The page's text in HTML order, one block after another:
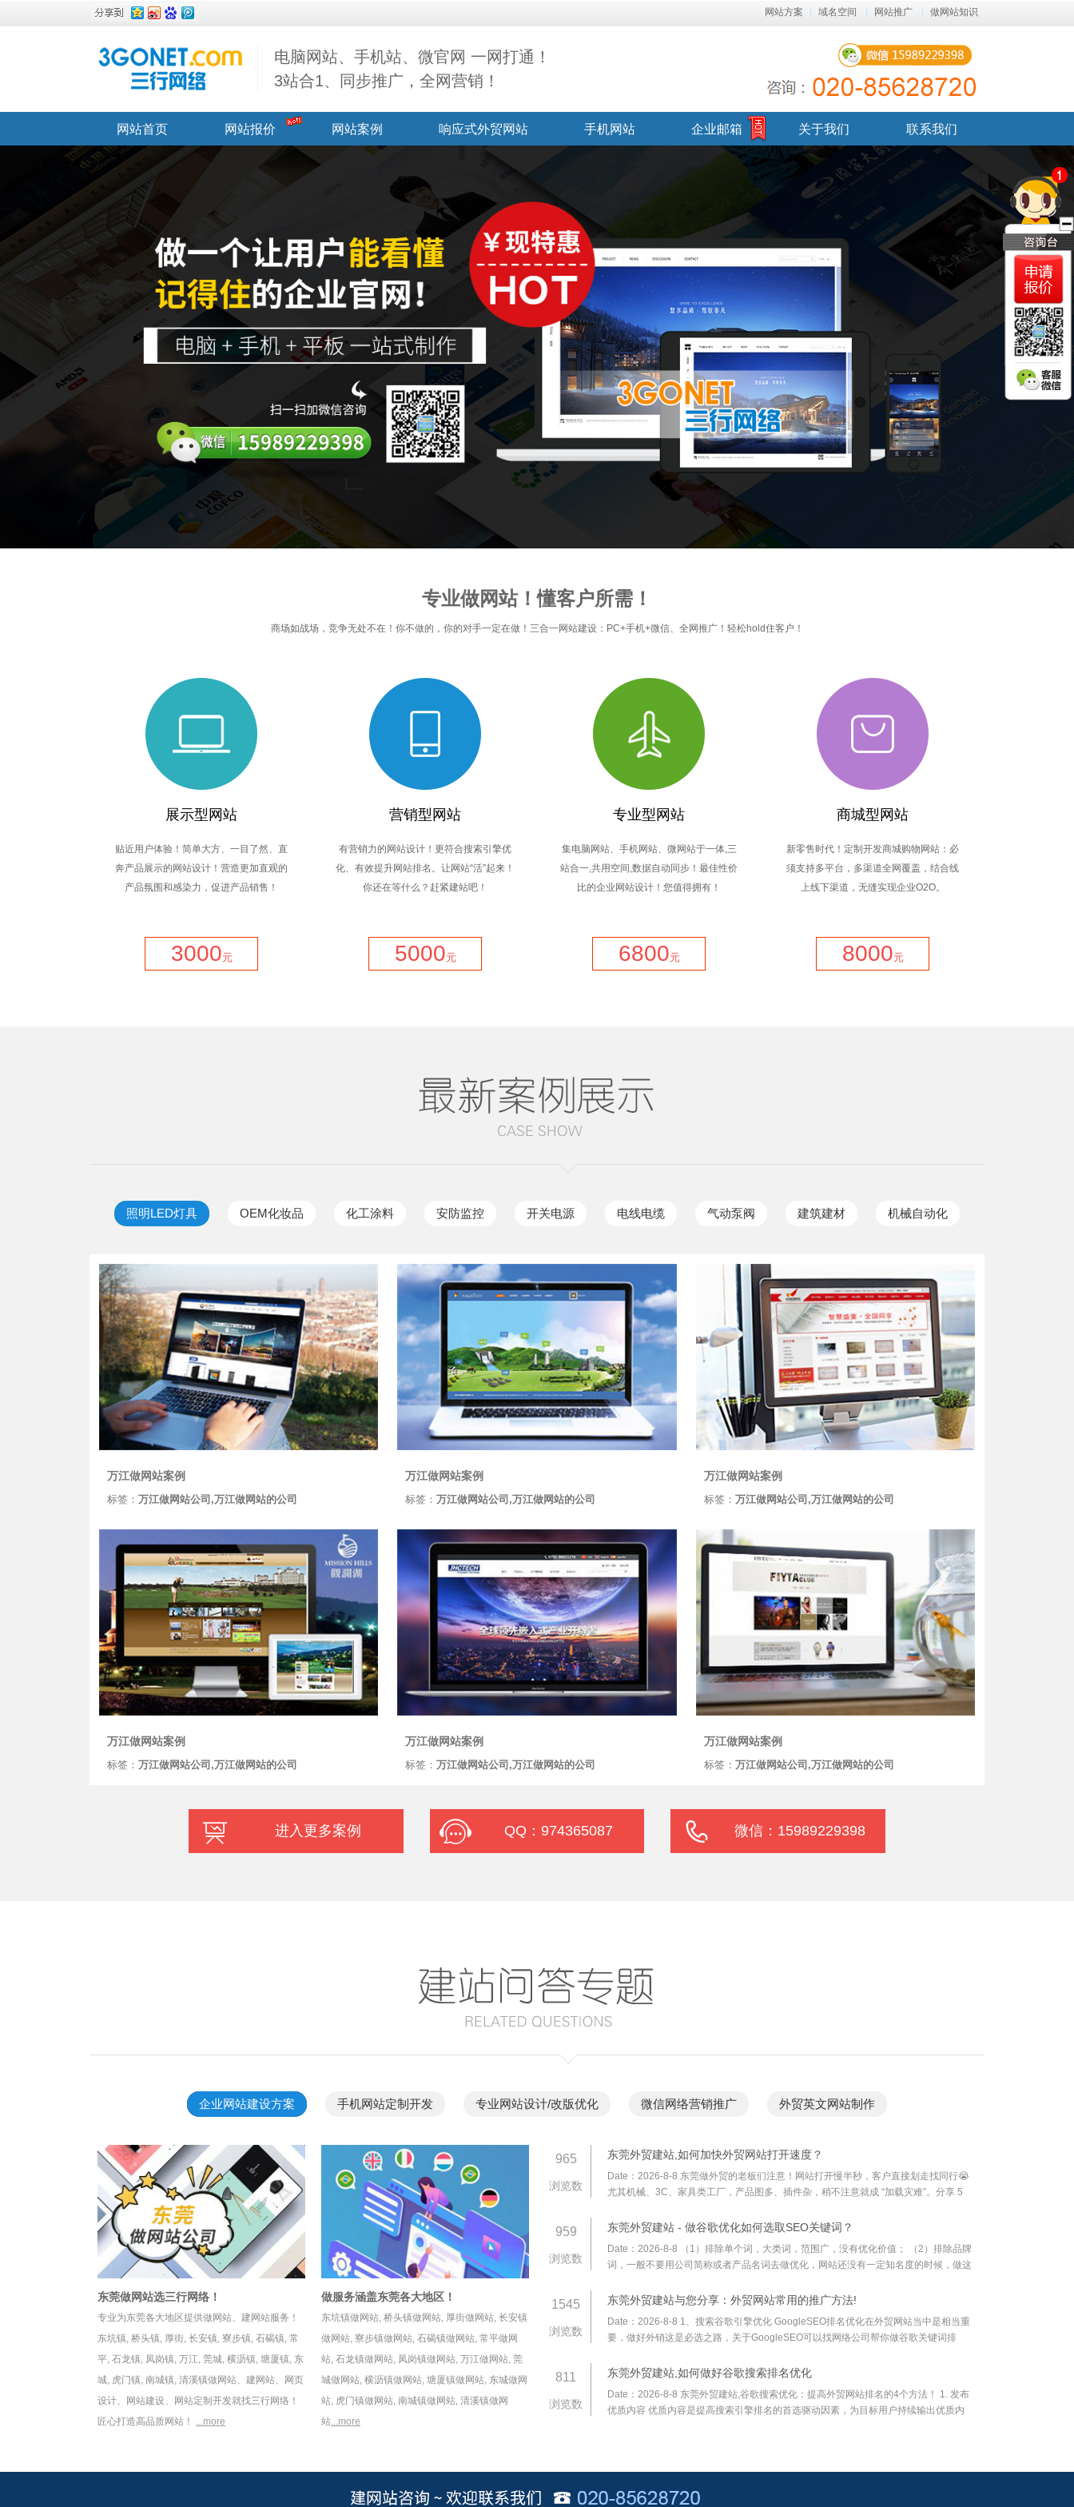
做网站知识
网站推广
域名空间
网站方案
电脑网站、手机站、微官网 一网打通！
3站合1、同步推广，全网营销！
网站首页 网站报价 网站案例 响应式外贸网站 手机网站 企业邮箱 关于我们 联系我们
专业做网站！懂客户所需！
商场如战场，竞争无处不在！你不做的，你的对手一定在做！三合一网站建设：PC+手机+微信、全网推广！轻松hold住客户！
展示型网站
贴近用户体验！简单大方、一目了然、直
奔产品展示的网站设计！营造更加直观的
产品氛围和感染力，促进产品销售！
3000元
营销型网站
有营销力的网站设计！更符合搜索引擎优
化、有效提升网站排名。让网站“活”起来！
你还在等什么？赶紧建站吧！
5000元
专业型网站
集电脑网站、手机网站、微网站于一体,三
站合一,共用空间,数据自动同步！最佳性价
比的企业网站设计！您值得拥有！
6800元
商城型网站
新零售时代！定制开发商城购物网站：必
须支持多平台，多渠道全网覆盖，结合线
上线下渠道，无缝实现企业O2O。
8000元
照明LED灯具 OEM化妆品 化工涂料 安防监控 开关电源 电线电缆 气动泵阀 建筑建材 机械自动化
万江做网站案例
标签： 万江做网站公司,万江做网站的公司
万江做网站案例
标签：万江做网站公司,万江做网站的公司
万江做网站案例
标签： 万江做网站公司,万江做网站的公司
万江做网站案例
标签： 万江做网站公司,万江做网站的公司
万江做网站案例
标签：万江做网站公司,万江做网站的公司
万江做网站案例
标签： 万江做网站公司,万江做网站的公司
进入更多案例 QQ：974365087 微信：15989229398
企业网站建设方案 手机网站定制开发 专业网站设计/改版优化 微信网络营销推广 外贸英文网站制作
东莞做网站选三行网络！
专业为东莞各大地区提供做网站、建网站服务！
东坑镇, 桥头镇, 厚街, 长安镇, 寮步镇, 石碣镇, 常
平, 石龙镇, 凤岗镇, 万江, 莞城, 横沥镇, 塘厦镇, 东
城, 虎门镇, 南城镇, 清溪镇做网站、建网站、网页
设计、网站建设、网站定制开发就找三行网络！
匠心打造高品质网站！ ...more
做服务涵盖东莞各大地区！
东坑镇做网站, 桥头镇做网站, 厚街做网站, 长安镇
做网站, 寮步镇做网站, 石碣镇做网站, 常平做网
站, 石龙镇做网站, 凤岗镇做网站, 万江做网站, 莞
城做网站, 横沥镇做网站, 塘厦镇做网站, 东城做网
站, 虎门镇做网站, 南城镇做网站, 清溪镇做网
站...more
965
浏览数
东莞外贸建站,如何加快外贸网站打开速度？
Date：2026-8-8 东莞做外贸的老板们注意！网站打开慢半秒，客户直接划走找同行😭
尤其机械、3C、家具类工厂，产品图多、插件杂，稍不注意就成 “加载灾难”。分享 5
959
浏览数
东莞外贸建站 - 做谷歌优化如何选取SEO关键词？
Date：2026-8-8 （1）排除单个词，大类词，范围广，没有优化价值； （2）排除品牌
词，一般不要用公司简称或者产品名词去做优化，网站还没有一定知名度的时候，做这
1545
浏览数
东莞外贸建站与您分享：外贸网站常用的推广方法!
Date：2026-8-8 1、搜索谷歌引擎优化 GoogleSEO排名优化在外贸网站当中是相当重
要，做好外销这是必选之路，关于GoogleSEO可以找网络公司帮你做谷歌关键词排
811
浏览数
东莞外贸建站,如何做好谷歌搜索排名优化
Date：2026-8-8 东莞外贸建站,谷歌搜索优化：提高外贸网站排名的4个方法！ 1. 发布
优质内容 优质内容是提高搜索引擎排名的首选驱动因素，为目标用户持续输出优质内